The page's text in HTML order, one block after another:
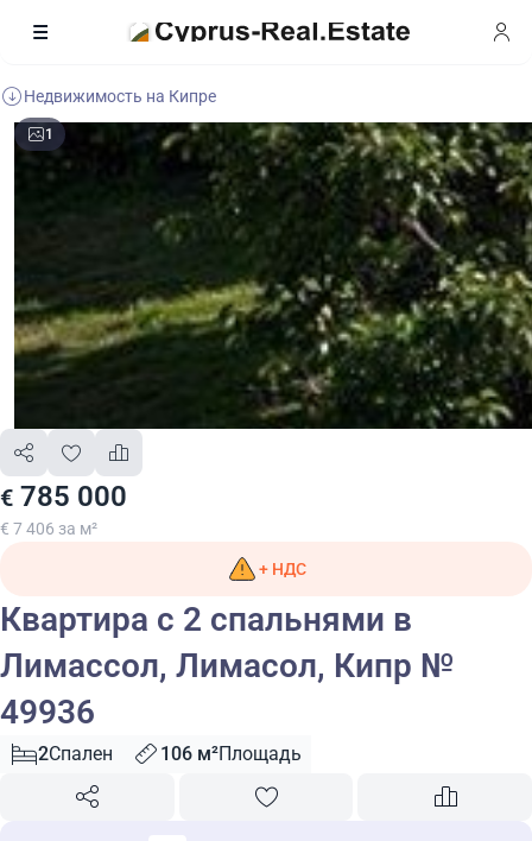
Недвижимость на Кипре
1
€ 785 000
€ 7 406 за м²
+ НДС
Квартира с 2 спальнями в
Лимассол, Лимасол, Кипр №
49936
2Спален 106 м²Площадь